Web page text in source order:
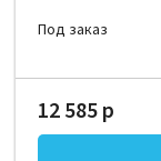
Под заказ
12 585 р